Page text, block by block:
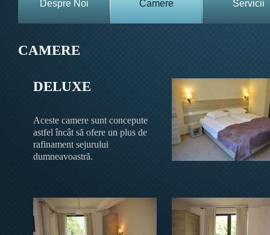
Despre Noi Camere Servicii
CAMERE
DELUXE
Aceste camere sunt concepute
astfel încât să ofere un plus de
rafinament sejurului
dumneavoastră.